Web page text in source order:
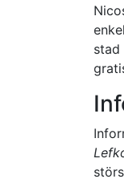
stad